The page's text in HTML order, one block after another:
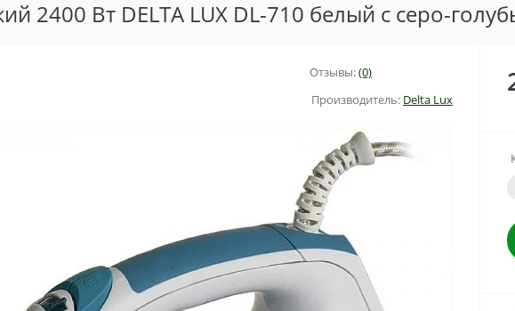
2400 Вт DELTA LUX DL-710 белый с серо-
Отзывы:(0)
Производитель: Delta Lux